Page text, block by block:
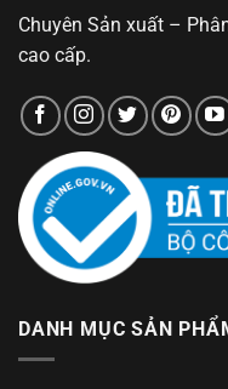
Chuyên Sản xuất –
cao cấp.
DANH MỤC SẢN